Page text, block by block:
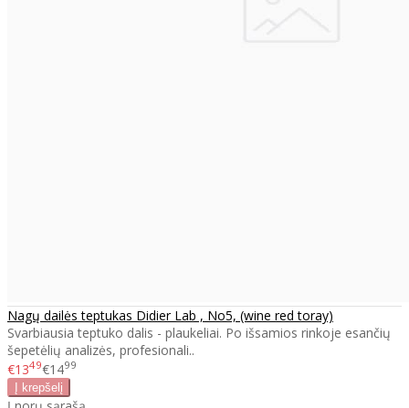
Nagų dailės teptukas Didier Lab , No5, (wine red toray)
Svarbiausia teptuko dalis - plaukeliai. Po išsamios rinkoje esančių
šepetėlių analizės, profesionali..
€1349€1499